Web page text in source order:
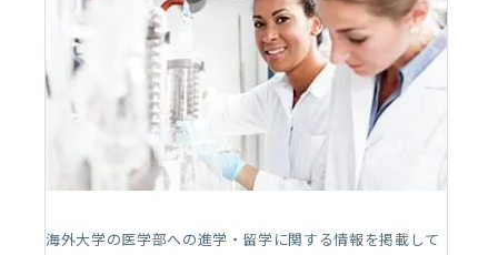
海外大学の医学部への進学・留学に関する情報を掲載して